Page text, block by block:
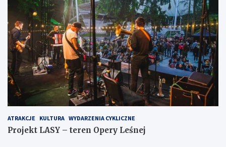
ATRAKCJE KULTURA WYDARZENIA CYKLICZNE
Projekt LASY – teren Opery Leśnej